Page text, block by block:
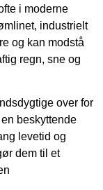
i moderne
industrielt
og kan modstå
regn, sne og
over for
beskyttende
levetid og
dem til et